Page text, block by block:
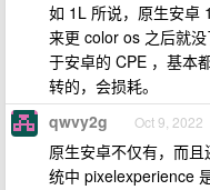
如 1L 所说，原生安卓
来更 color os 之后就
于安卓的 CPE ，基本
转的，会损耗。
qwvy2g Oct 9, 2022
原生安卓不仅有，而
统中 pixelexperience